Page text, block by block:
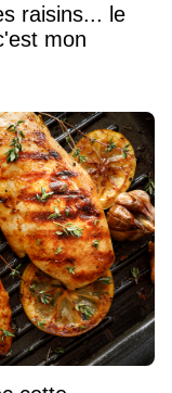
raisins... le
mon